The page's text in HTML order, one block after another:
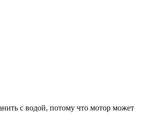
с водой, потому что мотор может